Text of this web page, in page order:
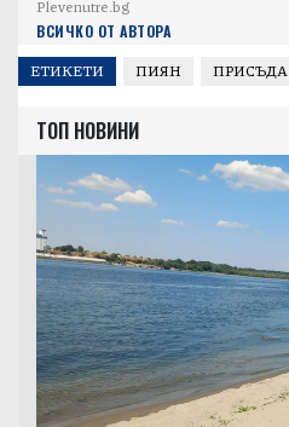
Plevenutre.bg
ВСИЧКО ОТ АВТОРА
ЕТИКЕТИ ПИЯН ПРИСЪДА
ТОП НОВИНИ